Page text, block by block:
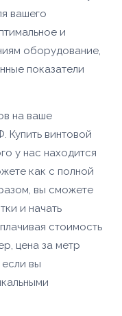
вашего
и
оборудование,
показатели
на ваше
Купить винтовой
у нас находится
как с полной
вы сможете
и начать
стоимость
цена за метр
вы